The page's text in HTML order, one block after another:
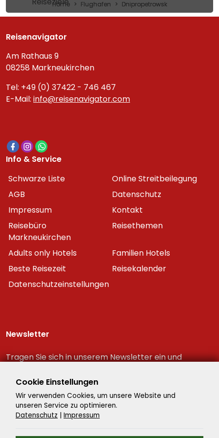
Home Flughafen Dnipropetrowsk
Reisenavigator
Am Rathaus 9
08258 Markneukirchen
Tel: +49 (0) 37422 - 746 467
E-Mail: info@reisenavigator.com
Info & Service
Schwarze Liste
Online Streitbeilegung
AGB
Datenschutz
Impressum
Kontakt
Reisebüro
Markneukirchen
Reisethemen
Adults only Hotels
Familien Hotels
Beste Reisezeit
Reisekalender
Datenschutzeinstellungen
Newsletter
Tragen Sie sich in unserem Newsletter ein und
Reiseschnäppchen!
Cookie Einstellungen
Wir verwenden Cookies, um unsere Website und
unseren Service zu optimieren.
Datenschutz | Impressum